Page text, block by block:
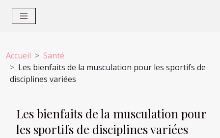
Accueil
Santé
Les bienfaits de la musculation pour les sportifs de
disciplines variées
Les bienfaits de la musculation pour
les sportifs de disciplines variées